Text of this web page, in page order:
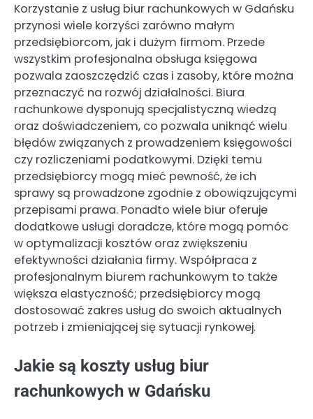
Korzystanie z usług biur rachunkowych w Gdańsku
przynosi wiele korzyści zarówno małym
przedsiębiorcom, jak i dużym firmom. Przede
wszystkim profesjonalna obsługa księgowa
pozwala zaoszczędzić czas i zasoby, które można
przeznaczyć na rozwój działalności. Biura
rachunkowe dysponują specjalistyczną wiedzą
oraz doświadczeniem, co pozwala uniknąć wielu
błędów związanych z prowadzeniem księgowości
czy rozliczeniami podatkowymi. Dzięki temu
przedsiębiorcy mogą mieć pewność, że ich
sprawy są prowadzone zgodnie z obowiązującymi
przepisami prawa. Ponadto wiele biur oferuje
dodatkowe usługi doradcze, które mogą pomóc
w optymalizacji kosztów oraz zwiększeniu
efektywności działania firmy. Współpraca z
profesjonalnym biurem rachunkowym to także
większa elastyczność; przedsiębiorcy mogą
dostosować zakres usług do swoich aktualnych
potrzeb i zmieniającej się sytuacji rynkowej.
Jakie są koszty usług biur
rachunkowych w Gdańsku